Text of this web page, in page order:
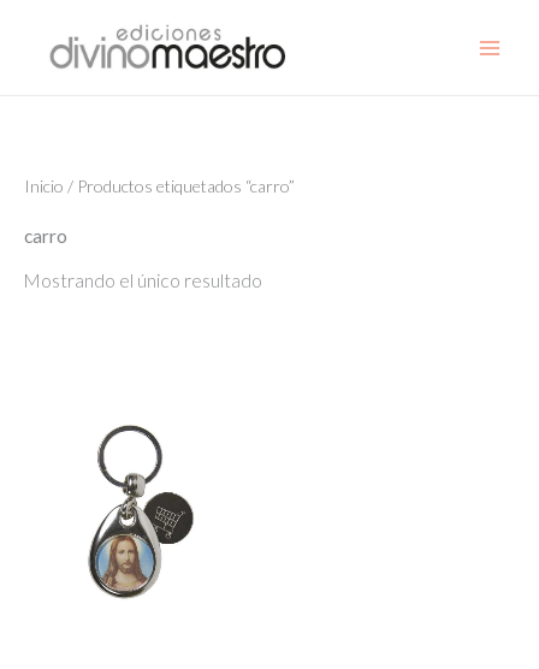
Inicio / Productos etiquetados “carro”
carro
Mostrando el único resultado